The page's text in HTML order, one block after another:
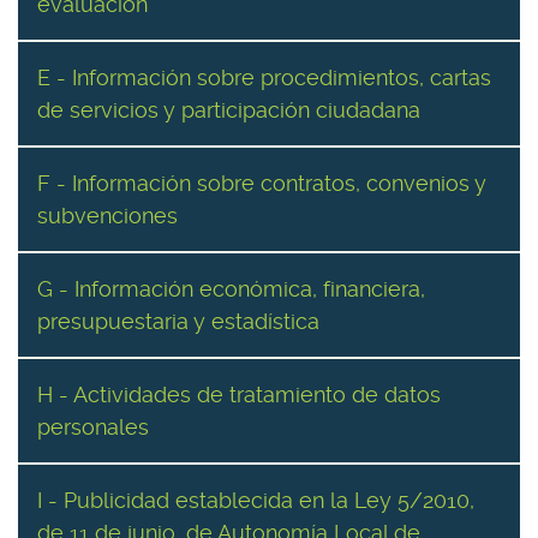
E - Información sobre procedimientos, cartas
de servicios y participación ciudadana
F - Información sobre contratos, convenios y
subvenciones
G - Información económica, financiera,
presupuestaria y estadística
H - Actividades de tratamiento de datos
personales
I - Publicidad establecida en la Ley 5/2010,
de 11 de junio, de Autonomía Local de